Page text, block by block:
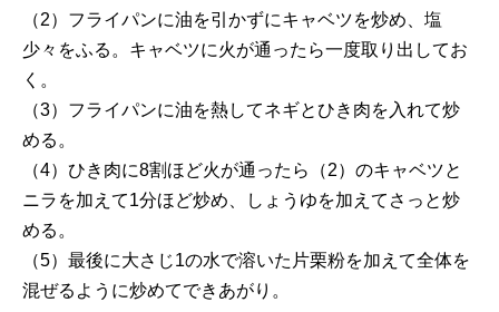
（2）フライパンに油を引かずにキャベツを炒め、塩
少々をふる。キャベツに火が通ったら一度取り出してお
く。
（3）フライパンに油を熱してネギとひき肉を入れて炒
める。
（4）ひき肉に8割ほど火が通ったら（2）のキャベツと
ニラを加えて1分ほど炒め、しょうゆを加えてさっと炒
める。
（5）最後に大さじ1の水で溶いた片栗粉を加えて全体を
混ぜるように炒めてできあがり。